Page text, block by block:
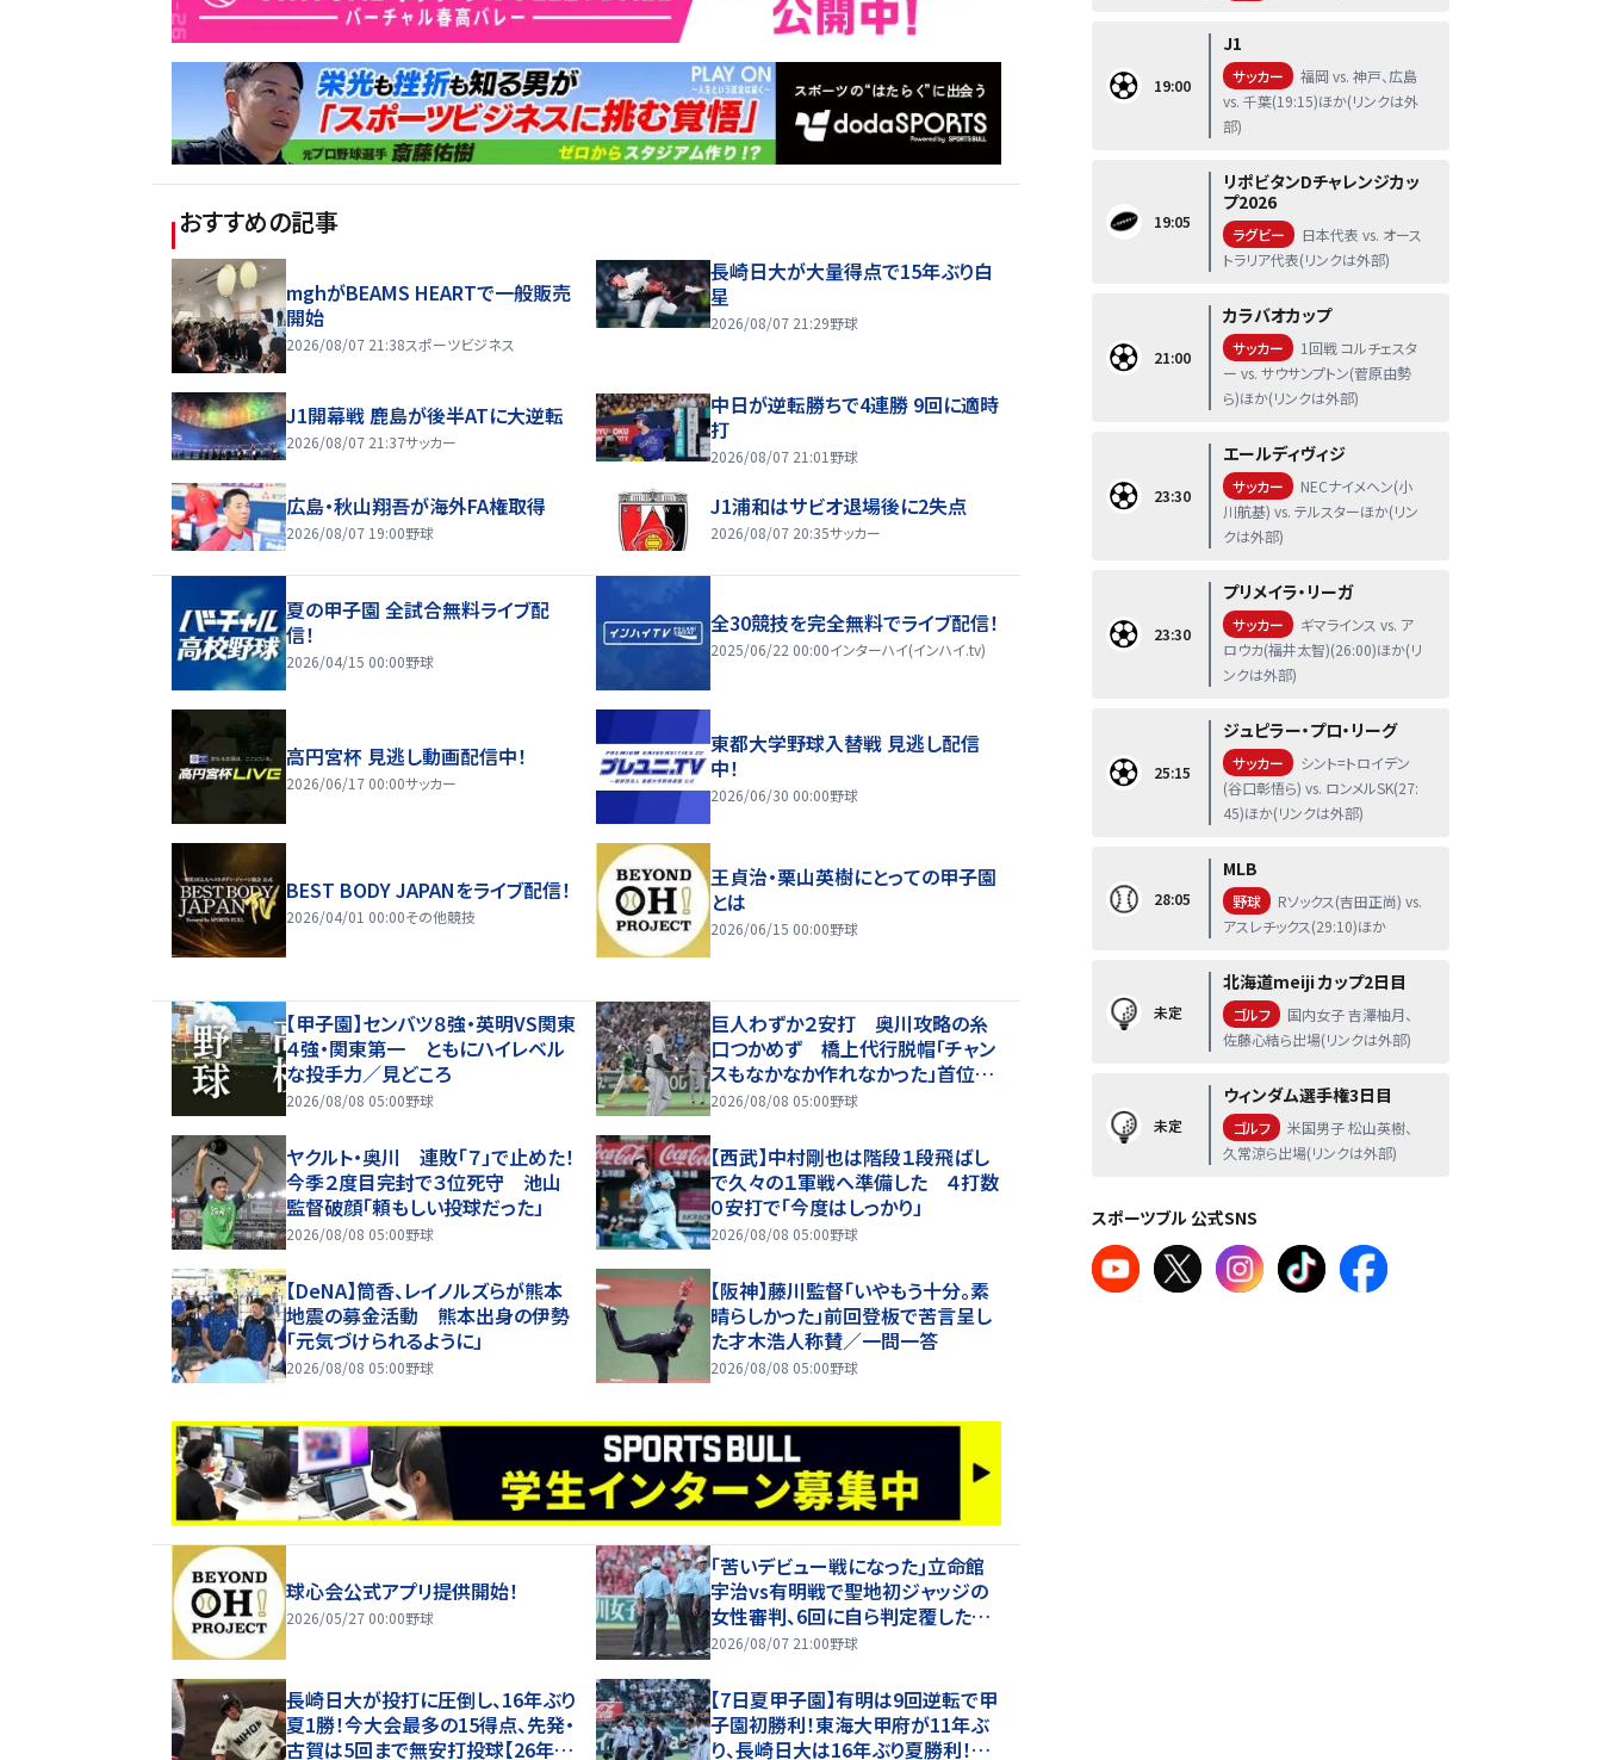
おすすめの記事
mghがBEAMS HEARTで一般販売
開始
2026/08/07 21:38スポーツビジネス
長崎日大が大量得点で15年ぶり白
星
2026/08/07 21:29野球
J1開幕戦 鹿島が後半ATに大逆転
2026/08/07 21:37サッカー
中日が逆転勝ちで4連勝 9回に適時
打
2026/08/07 21:01 野球
広島・秋山翔吾が海外FA権取得
2026/08/07 19:00野球
J1浦和はサビオ退場後に2失点
2026/08/07 20:35サッカー
夏の甲子園 全試合無料ライブ配
信！
2026/04/15 00:00野球
全30競技を完全無料でライブ配信！
2025/06/22 00:00インターハイ(インハイ.tv)
高円宮杯 見逃し動画配信中！
2026/06/17 00:00サッカー
東都大学野球入替戦 見逃し配信
中！
2026/06/30 00:00野球
BEST BODY JAPANをライブ配信！
2026/04/01 00:00その他競技
王貞治・栗山英樹にとっての甲子園
とは
2026/06/15 00:00野球
【甲子園】センバツ８強・英明VS関東
４強・関東第一 ともにハイレベル
な投手力／見どころ
2026/08/08 05:00野球
巨人わずか２安打 奥川攻略の糸
口つかめず 橋上代行脱帽「チャン
スもなかなか作れなかった」首位・
阪神と変わらず１差
2026/08/08 05:00野球
ヤクルト・奥川 連敗「７」で止めた！
今季２度目完封で３位死守 池山
監督破顔「頼もしい投球だった」
2026/08/08 05:00野球
【西武】中村剛也は階段１段飛ばし
で久々の１軍戦へ準備した ４打数
０安打で「今度はしっかり」
2026/08/08 05:00野球
【DeNA】筒香、レイノルズらが熊本
地震の募金活動 熊本出身の伊勢
「元気づけられるように」
2026/08/08 05:00野球
【阪神】藤川監督「いやもう十分。素
晴らしかった」前回登板で苦言呈し
た才木浩人称賛／一問一答
2026/08/08 05:00野球
球心会公式アプリ提供開始！
2026/05/27 00:00野球
｢苦いデビュー戦になった｣立命館
宇治vs有明戦で聖地初ジャッジの
女性審判、6回に自ら判定覆したプ
レーを謝罪【26年夏甲子園】
2026/08/07 21:00野球
長崎日大が投打に圧倒し、16年ぶり
夏1勝！今大会最多の15得点、先発・
古賀は5回まで無安打投球【26年夏
【7日夏甲子園】有明は9回逆転で甲
子園初勝利！東海大甲府が11年ぶ
り、長崎日大は16年ぶり夏勝利！健
19:00
J1
サッカー
福岡 vs. 神戸、広島
vs. 千葉(19:15)ほか(リンクは外
部)
19:05
リポビタンDチャレンジカッ
プ2026
ラグビー
日本代表 vs. オース
トラリア代表(リンクは外部)
21:00
カラバオカップ
サッカー
1回戦 コルチェスタ
ー vs. サウサンプトン(菅原由勢
ら)ほか(リンクは外部)
23:30
エールディヴィジ
サッカー
NECナイメヘン(小
川航基) vs. テルスターほか(リン
クは外部)
23:30
プリメイラ・リーガ
サッカー
ギマラインス vs. ア
ロウカ(福井太智)(26:00)ほか(リ
ンクは外部)
25:15
ジュピラー・プロ・リーグ
サッカー
シント=トロイデン
(谷口彰悟ら) vs. ロンメルSK(27:
45)ほか(リンクは外部)
28:05
MLB
野球
Rソックス(吉田正尚) vs.
アスレチックス(29:10)ほか
未定
北海道meiji カップ2日目
ゴルフ
国内女子 吉澤柚月、
佐藤心結ら出場(リンクは外部)
未定
ウィンダム選手権3日目
ゴルフ
米国男子 松山英樹、
久常涼ら出場(リンクは外部)
スポーツブル 公式SNS